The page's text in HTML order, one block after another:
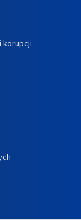
korupcji